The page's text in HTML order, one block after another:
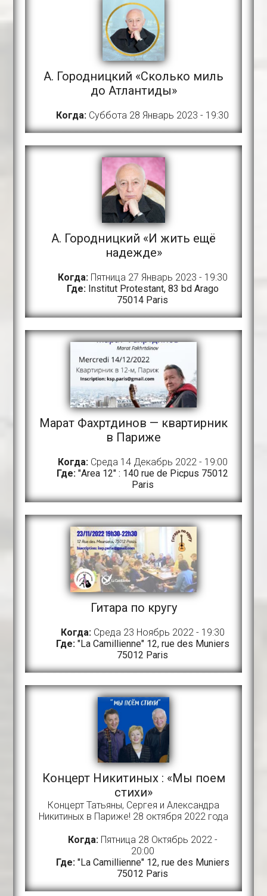
А. Городницкий «Сколько миль
до Атлантиды»
Когда: Суббота 28 Январь 2023 - 19:30
A. Городницкий «И жить ещё
надежде»
Когда:Пятница 27 Январь 2023 - 19:30
Где: Institut Protestant, 83 bd Arago
75014 Paris
Марат Фахртдинов — квартирник
в Париже
Когда:Среда 14 Декабрь 2022 - 19:00
Где: "Area 12" : 140 rue de Picpus 75012
Paris
Гитара по кругу
Когда:Среда 23 Ноябрь 2022 - 19:30
Где: "La Camillienne" 12, rue des Muniers
75012 Paris
Концерт Никитиных : «Мы поем
стихи»
Концерт Татьяны, Сергея и Александра
Никитиных в Париже! 28 октября 2022 года
Когда:Пятница 28 Октябрь 2022 -
20:00
Где: "La Camillienne" 12, rue des Muniers
75012 Paris